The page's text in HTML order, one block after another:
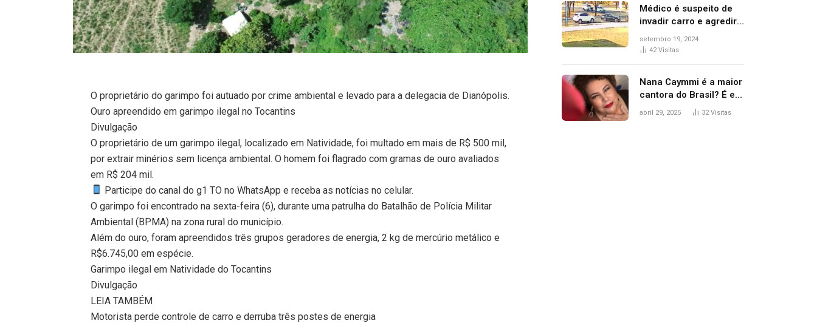
O proprietário do garimpo foi autuado por crime ambiental e levado para a delegacia de Dianópolis.
Ouro apreendido em garimpo ilegal no Tocantins
Divulgação
O proprietário de um garimpo ilegal, localizado em Natividade, foi multado em mais de R$ 500 mil,
por extrair minérios sem licença ambiental. O homem foi flagrado com gramas de ouro avaliados
em R$ 204 mil.
Participe do canal do g1 TO no WhatsApp e receba as notícias no celular.
O garimpo foi encontrado na sexta-feira (6), durante uma patrulha do Batalhão de Polícia Militar
Ambiental (BPMA) na zona rural do município.
Além do ouro, foram apreendidos três grupos geradores de energia, 2 kg de mercúrio metálico e
R$6.745,00 em espécie.
Garimpo ilegal em Natividade do Tocantins
Divulgação
LEIA TAMBÉM
Motorista perde controle de carro e derruba três postes de energia
Grammy 2025
Médico é suspeito de
invadir carro e agredir
delegado aposentado
durante confusão no
setembro 19, 2024
42Visitas
Nana Caymmi é a maior
cantora do Brasil? É e
não é…
abril 29, 2025 32Visitas